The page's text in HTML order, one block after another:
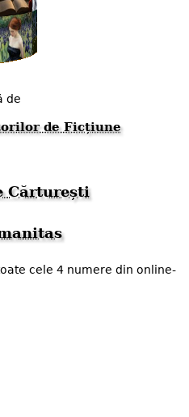
de
de Ficțiune
Cărturești
cele 4 numere din online-